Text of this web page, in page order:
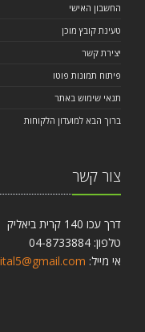
החשבון האישי
טעינת קובץ מוכן
יצירת קשר
פיתוח תמונות פוטו
תנאי שימוש באתר
ברוך הבא למועדון הלקוחות
צור קשר
דרך עכו 140 קרית ביאליק
טלפון: 04-8733884
אי מייל: